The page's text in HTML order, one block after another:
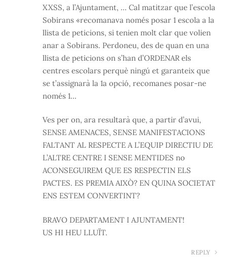
XXSS, a l’Ajuntament, … Cal matitzar que l’escola
Sobirans «recomanava només posar 1 escola a la
llista de peticions, si tenien molt clar que volien
anar a Sobirans. Perdoneu, des de quan en una
llista de peticions on s’han d’ORDENAR els
centres escolars perquè ningú et garanteix que
se t’assignarà la 1a opció, recomanes posar-ne
només 1…
Ves per on, ara resultarà que, a partir d’avui,
SENSE AMENACES, SENSE MANIFESTACIONS
FALTANT AL RESPECTE A L’EQUIP DIRECTIU DE
L’ALTRE CENTRE I SENSE MENTIDES no
ACONSEGUIREM QUE ES RESPECTIN ELS
PACTES. ES PREMIA AIXÒ? EN QUINA SOCIETAT
ENS ESTEM CONVERTINT?
BRAVO DEPARTAMENT I AJUNTAMENT!
US HI HEU LLUÏT.
REPLY